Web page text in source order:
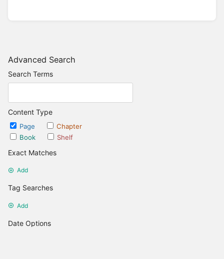
Advanced Search
Search Terms
Content Type
Page
Chapter
Book
Shelf
Exact Matches
Add
Tag Searches
Add
Date Options